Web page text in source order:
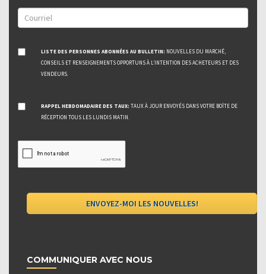
LISTE DES PERSONNES ABONNÉES AU BULLETIN: NOUVELLES DU MARCHÉ,
CONSEILS ET RENSEIGNEMENTS OPPORTUNS À L’INTENTION DES ACHETEURS ET DES
VENDEURS.
RAPPEL HEBDOMADAIRE DES TAUX: TAUX À JOUR ENVOYÉS DANS VOTRE BOÎTE DE
RÉCEPTION TOUS LES LUNDIS MATIN.
COMMUNIQUER AVEC NOUS